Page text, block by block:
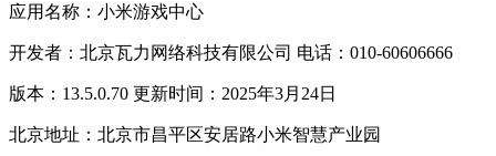
应用名称：小米游戏中心
开发者：北京瓦力网络科技有限公司 电话：010-60606666
版本：13.5.0.70 更新时间：2025年3月24日
北京地址：北京市昌平区安居路小米智慧产业园